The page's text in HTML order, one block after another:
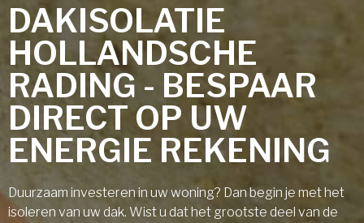
DAKISOLATIE
HOLLANDSCHE
RADING - BESPAAR
DIRECT OP UW
ENERGIE REKENING
Duurzaam investeren in uw woning? Dan begin je met het
isoleren van uw dak. Wist u dat het grootste deel van de